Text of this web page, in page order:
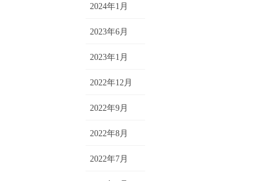
2024年1月
2023年6月
2023年1月
2022年12月
2022年9月
2022年8月
2022年7月